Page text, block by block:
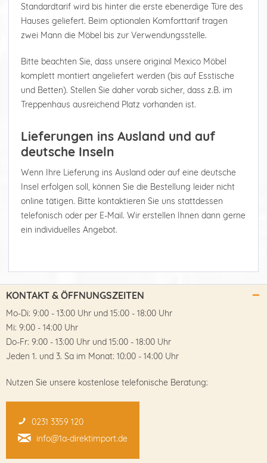
Standardtarif wird bis hinter die erste ebenerdige Türe des
Hauses geliefert. Beim optionalen Komforttarif tragen
zwei Mann die Möbel bis zur Verwendungsstelle.
Bitte beachten Sie, dass unsere original Mexico Möbel
komplett montiert angeliefert werden (bis auf Esstische
und Betten). Stellen Sie daher vorab sicher, dass z.B. im
Treppenhaus ausreichend Platz vorhanden ist.
Lieferungen ins Ausland und auf
deutsche Inseln
Wenn Ihre Lieferung ins Ausland oder auf eine deutsche
Insel erfolgen soll, können Sie die Bestellung leider nicht
online tätigen. Bitte kontaktieren Sie uns stattdessen
telefonisch oder per E-Mail. Wir erstellen Ihnen dann gerne
ein individuelles Angebot.
KONTAKT & ÖFFNUNGSZEITEN
Mo-Di: 9:00 - 13:00 Uhr und 15:00 - 18:00 Uhr
Mi: 9:00 - 14:00 Uhr
Do-Fr: 9:00 - 13:00 Uhr und 15:00 - 18:00 Uhr
Jeden 1. und 3. Sa im Monat: 10:00 - 14:00 Uhr
Nutzen Sie unsere kostenlose telefonische Beratung:
0231 3359 120
info@1a-direktimport.de